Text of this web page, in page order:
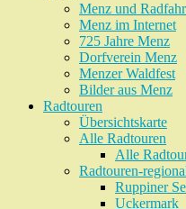
Menz und
Menz im Internet
725 Jahre Menz
Dorfverein Menz
Menzer Waldfest
Bilder aus Menz
Radtouren
Übersichtskarte
Alle Radtouren
Alle
Radtouren-
Ruppiner
Uckermark